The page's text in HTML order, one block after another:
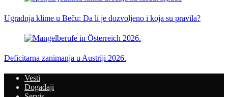
Ugradnja klime u Beču: Da li je dozvoljeno i koja su pravila?
Deficitarna zanimanja u Austriji 2026.
Vesti
Događaji